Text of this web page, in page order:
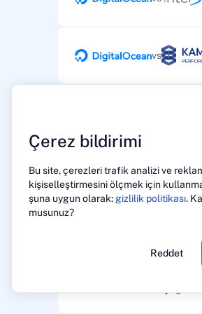
Çerez bildirimi
Bu site, çerezleri trafik analizi ve
kişiselleştirmesini ölçmek için
şuna uygun olarak: gizlilik politikası.
musunuz?
Reddet
vs
vs